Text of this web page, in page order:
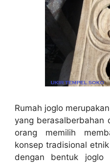
Rumah joglo
yang berasalberbahan
orang memilih
konsep tradisional
dengan bentuk joglo